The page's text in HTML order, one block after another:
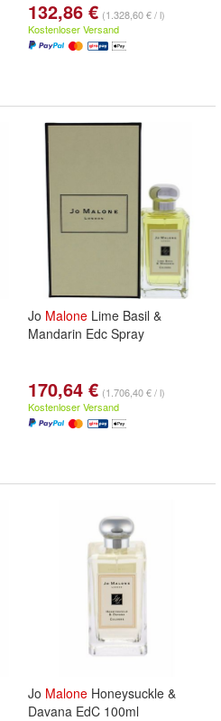
132,86 € (1.328,60 € / l)
Kostenloser Versand
Jo Malone Lime Basil &
Mandarin Edc Spray
170,64 € (1.706,40 € / l)
Kostenloser Versand
Jo Malone Honeysuckle &
Davana EdC 100ml